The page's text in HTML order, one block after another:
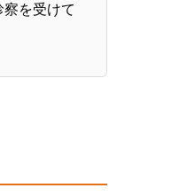
を受けて